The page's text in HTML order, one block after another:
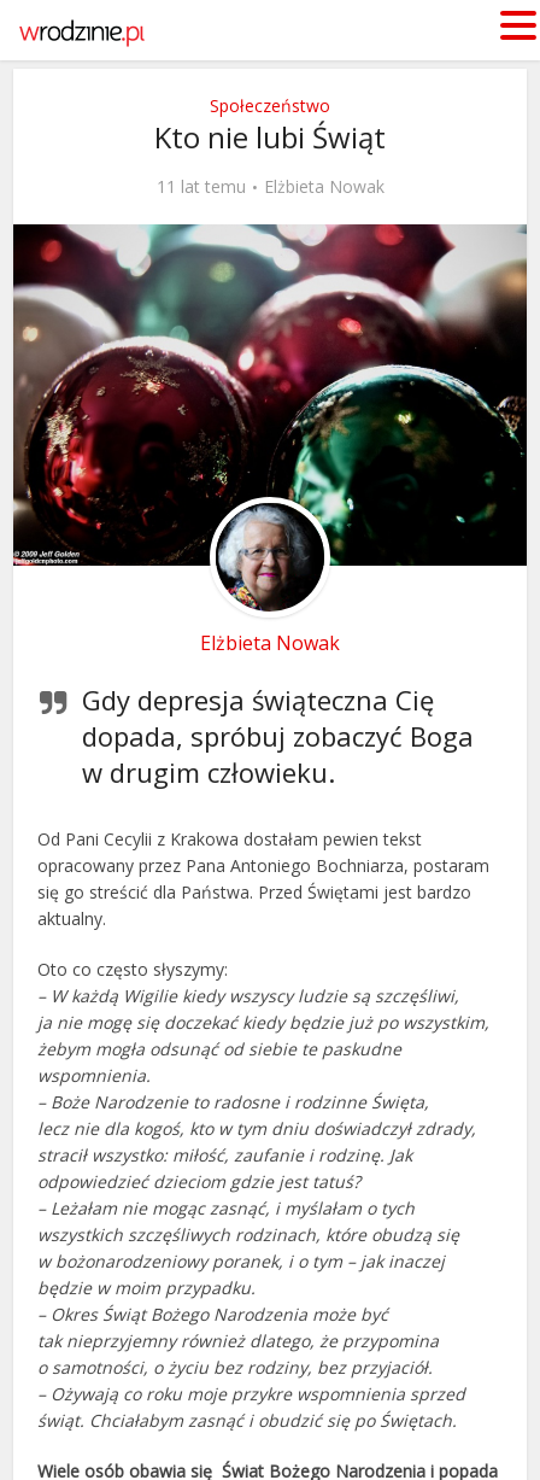
Społeczeństwo
Kto nie lubi Świąt
11 lat temu Elżbieta Nowak
Elżbieta Nowak
Gdy depresja świąteczna Cię
dopada, spróbuj zobaczyć Boga
w drugim człowieku.
Od Pani Cecylii z Krakowa dostałam pewien tekst
opracowany przez Pana Antoniego Bochniarza, postaram
się go streścić dla Państwa. Przed Świętami jest bardzo
aktualny.
Oto co często słyszymy:
– W każdą Wigilie kiedy wszyscy ludzie są szczęśliwi,
ja nie mogę się doczekać kiedy będzie już po wszystkim,
żebym mogła odsunąć od siebie te paskudne
wspomnienia.
– Boże Narodzenie to radosne i rodzinne Święta,
lecz nie dla kogoś, kto w tym dniu doświadczył zdrady,
stracił wszystko: miłość, zaufanie i rodzinę. Jak
odpowiedzieć dzieciom gdzie jest tatuś?
– Leżałam nie mogąc zasnąć, i myślałam o tych
wszystkich szczęśliwych rodzinach, które obudzą się
w bożonarodzeniowy poranek, i o tym – jak inaczej
będzie w moim przypadku.
– Okres Świąt Bożego Narodzenia może być
tak nieprzyjemny również dlatego, że przypomina
o samotności, o życiu bez rodziny, bez przyjaciół.
– Ożywają co roku moje przykre wspomnienia sprzed
świąt. Chciałabym zasnąć i obudzić się po Świętach.
Wiele osób obawia się Świat Bożego Narodzenia i popada